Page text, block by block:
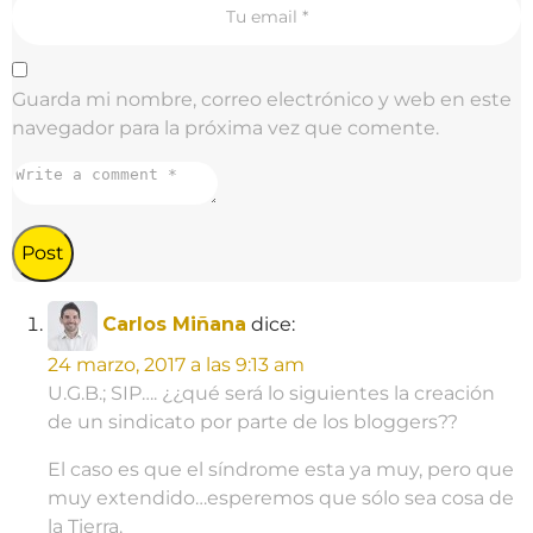
n
Guarda mi nombre, correo electrónico y web en este
navegador para la próxima vez que comente.
Carlos Miñana dice:
24 marzo, 2017 a las 9:13 am
U.G.B.; SIP…. ¿¿qué será lo siguientes la creación
de un sindicato por parte de los bloggers??
El caso es que el síndrome esta ya muy, pero que
muy extendido…esperemos que sólo sea cosa de
la Tierra.